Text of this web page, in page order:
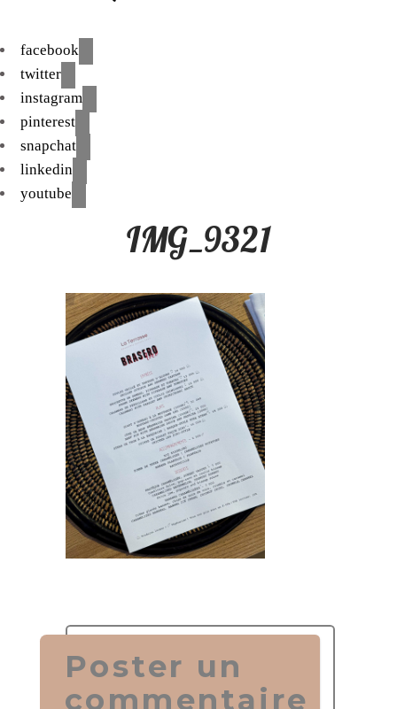
facebook
twitter
instagram
pinterest
snapchat
linkedin
youtube
IMG_9321
Poster un
commentaire